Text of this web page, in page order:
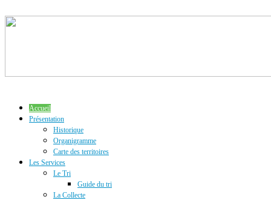
Accueil
Présentation
Historique
Organigramme
Carte des territoires
Les Services
Le Tri
Guide du tri
La Collecte